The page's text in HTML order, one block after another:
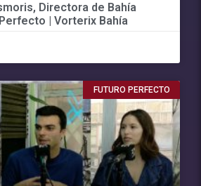
Directora de Bahía
| Vorterix Bahía
FUTURO PERFECTO